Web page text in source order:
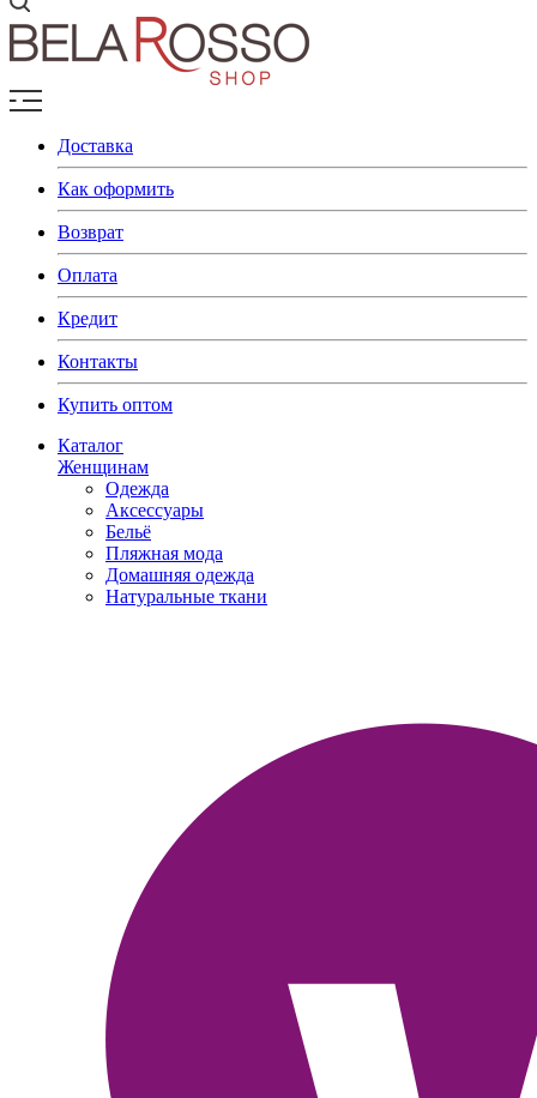
Доставка
Как оформить
Возврат
Оплата
Кредит
Контакты
Купить оптом
Каталог
Женщинам
Одежда
Аксессуары
Бельё
Пляжная мода
Домашняя одежда
Натуральные ткани